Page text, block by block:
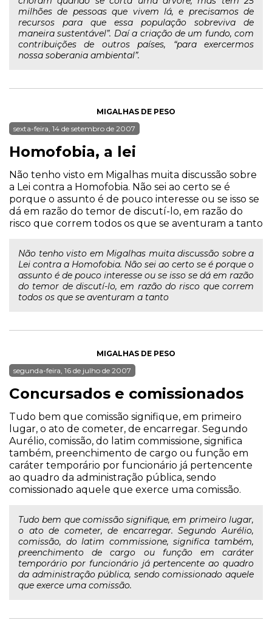
milhões de pessoas que vivem lá, e precisamos de
recursos para que essa população sobreviva de
maneira sustentável”. Daí a criação de um fundo, com
contribuições de outros países, “para exercermos
nossa soberania ambiental”.
MIGALHAS DE PESO
sexta-feira, 14 de setembro de 2007
Homofobia, a lei
Não tenho visto em Migalhas muita discussão sobre
a Lei contra a Homofobia. Não sei ao certo se é
porque o assunto é de pouco interesse ou se isso se
dá em razão do temor de discutí-lo, em razão do
risco que correm todos os que se aventuram a tanto
Não tenho visto em Migalhas muita discussão sobre a
Lei contra a Homofobia. Não sei ao certo se é porque o
assunto é de pouco interesse ou se isso se dá em razão
do temor de discutí-lo, em razão do risco que correm
todos os que se aventuram a tanto
MIGALHAS DE PESO
segunda-feira, 16 de julho de 2007
Concursados e comissionados
Tudo bem que comissão signifique, em primeiro
lugar, o ato de cometer, de encarregar. Segundo
Aurélio, comissão, do latim commissione, significa
também, preenchimento de cargo ou função em
caráter temporário por funcionário já pertencente
ao quadro da administração pública, sendo
comissionado aquele que exerce uma comissão.
Tudo bem que comissão signifique, em primeiro lugar,
o ato de cometer, de encarregar. Segundo Aurélio,
comissão, do latim commissione, significa também,
preenchimento de cargo ou função em caráter
temporário por funcionário já pertencente ao quadro
da administração pública, sendo comissionado aquele
que exerce uma comissão.